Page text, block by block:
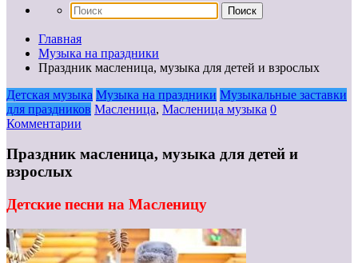
Главная
Музыка на праздники
Праздник масленица, музыка для детей и взрослых
Детская музыка Музыка на праздники Музыкальные заставки
для праздников Масленица, Масленица музыка 0
Комментарии
Праздник масленица, музыка для детей и
взрослых
Детские песни на Масленицу